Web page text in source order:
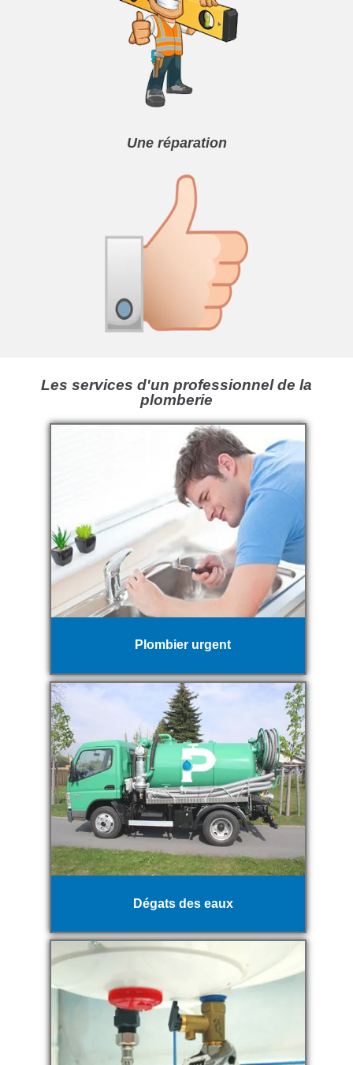
Une réparation
Les services d'un professionnel de la
plomberie
Plombier urgent
Dégats des eaux